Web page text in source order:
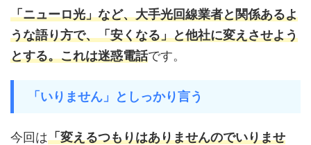
「ニューロ光」など、大手光回線業者と関係あるよ
うな語り方で、「安くなる」と他社に変えさせよう
とする。これは迷惑電話です。
「いりません」としっかり言う
今回は「変えるつもりはありませんのでいりませ